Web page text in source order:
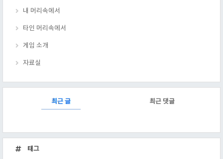
내 머리속에서
타인 머리속에서
게임 소개
자료실
최근 글 최근 댓글
근
글
태그